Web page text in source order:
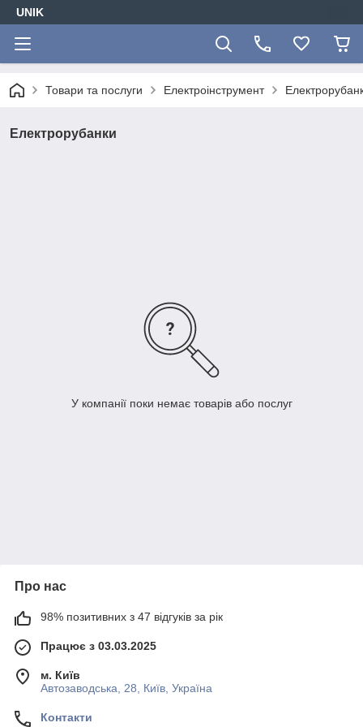
UNIK
Товари та послуги Електроінструмент
Електрорубанки
У компанії поки немає товарів або послуг
Про нас
98% позитивних з 47 відгуків за рік
Працює з 03.03.2025
м. Київ
Автозаводська, 28, Київ, Україна
Контакти